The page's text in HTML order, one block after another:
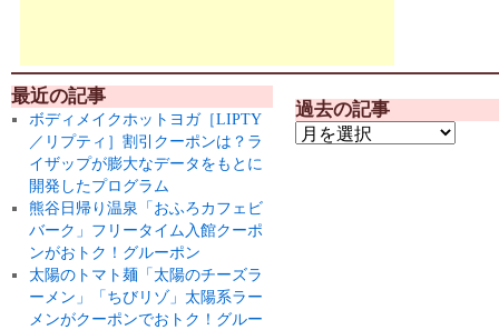
最近の記事
ボディメイクホットヨガ［LIPTY
／リプティ］割引クーポンは？ラ
イザップが膨大なデータをもとに
開発したプログラム
熊谷日帰り温泉「おふろカフェビ
バーク」フリータイム入館クーポ
ンがおトク！グルーポン
太陽のトマト麺「太陽のチーズラ
ーメン」「ちびリゾ」太陽系ラー
メンがクーポンでおトク！グルー
過去の記事